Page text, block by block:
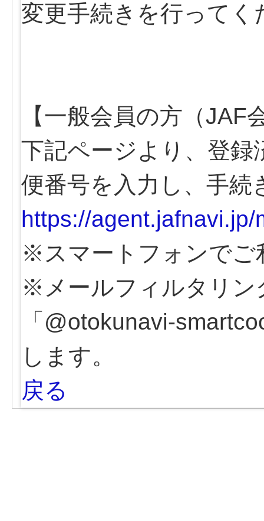
変更手続きを行ってく
【一般会員の方（JAF
下記ページより、登
便番号を入力し、手
https://
※スマートフォンでご
※メールフィルタリン
「@otokunavi-
します。
戻る